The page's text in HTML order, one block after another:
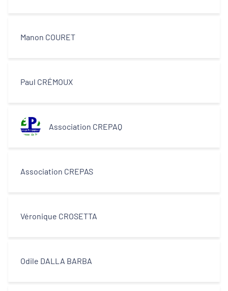
Manon COURET
Paul CRÉMOUX
Association CREPAQ
Association CREPAS
Véronique CROSETTA
Odile DALLA BARBA